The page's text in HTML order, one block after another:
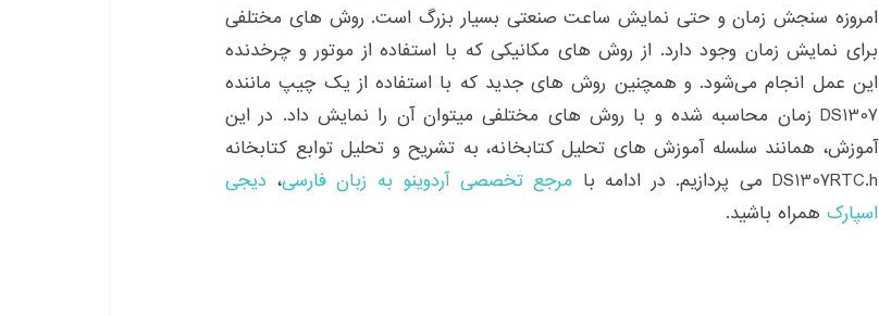
امروزه سنجش زمان و حتی نمایش ساعت صنعتی بسیار بزرگ است. روش های مختلفی
برای نمایش زمان وجود دارد. از روش های مکانیکی که با استفاده از موتور و چرخدنده
این عمل انجام می‌شود. و همچنین روش های جدید که با استفاده از یک چیپ ماننده
DS1307 زمان محاسبه شده و با روش های مختلفی میتوان آن را نمایش داد. در این
آموزش، همانند سلسله آموزش های تحلیل کتابخانه، به تشریح و تحلیل توابع کتابخانه
DS1307RTC.h می پردازیم. در ادامه با
مرجع تخصصی آردوینو به زبان فارسی، دیجی
اسپارک همراه باشید.